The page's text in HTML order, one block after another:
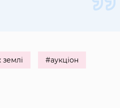
#аукціон